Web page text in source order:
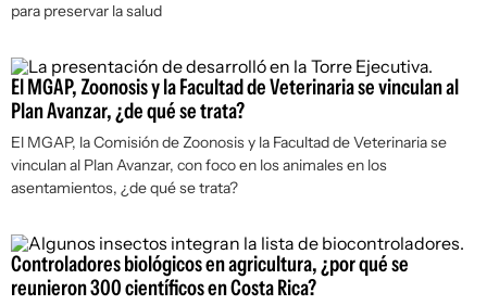
para preservar la salud
El MGAP, Zoonosis y la Facultad de Veterinaria se vinculan al
Plan Avanzar, ¿de qué se trata?
El MGAP, la Comisión de Zoonosis y la Facultad de Veterinaria se
vinculan al Plan Avanzar, con foco en los animales en los
asentamientos, ¿de qué se trata?
Controladores biológicos en agricultura, ¿por qué se
reunieron 300 científicos en Costa Rica?